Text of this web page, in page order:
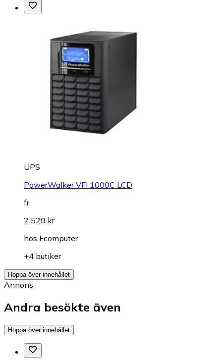
UPS
PowerWalker VFI 1000C LCD
fr.
2 529 kr
hos Fcomputer
+4 butiker
Hoppa över innehållet
Annons
Andra besökte även
Hoppa över innehållet